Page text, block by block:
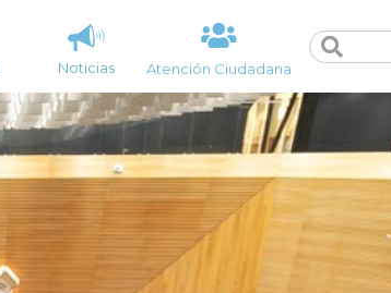
Noticias Atención Ciudadana